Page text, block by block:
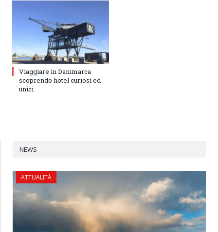
Viaggiare in Danimarca
scoprendo hotel curiosi ed
unici
NEWS
ATTUALITÀ